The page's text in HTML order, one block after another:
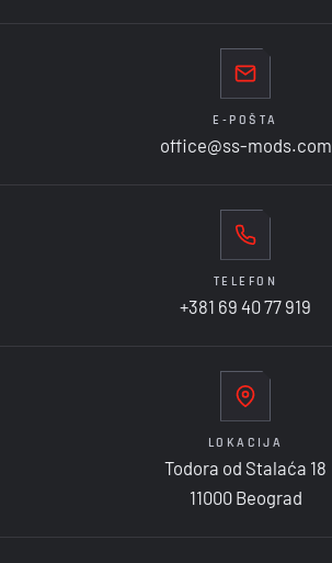
E-POŠTA
office@ss-mods.com
TELEFON
+381 69 40 77 919
LOKACIJA
Todora od Stalaća 18
11000 Beograd